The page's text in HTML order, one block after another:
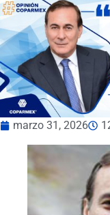
marzo 31, 2026